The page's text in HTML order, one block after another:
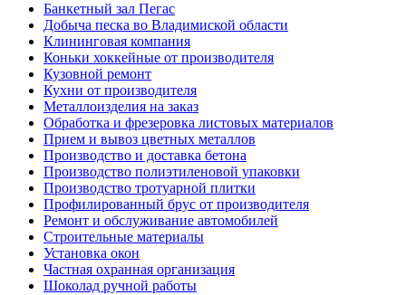
Банкетный зал Пегас
Добыча песка во Владимиской области
Клининговая компания
Коньки хоккейные от производителя
Кузовной ремонт
Кухни от производителя
Металлоизделия на заказ
Обработка и фрезеровка листовых материалов
Прием и вывоз цветных металлов
Производство и доставка бетона
Производство полиэтиленовой упаковки
Производство тротуарной плитки
Профилированный брус от производителя
Ремонт и обслуживание автомобилей
Строительные материалы
Установка окон
Частная охранная организация
Шоколад ручной работы